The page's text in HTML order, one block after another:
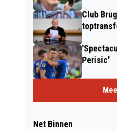
Club
Perisic'
Net Binnen